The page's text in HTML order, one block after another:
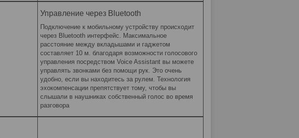
Управление через Bluetooth
Подключение к мобильному устройству происходит
через Bluetooth интерфейс. Максимальное
расстояние между вкладышами и гаджетом
составляет 10 м. благодаря возможности голосового
управления посредством Voice Assistant вы можете
управлять звонками без помощи рук. Это очень
удобно, если вы находитесь за рулем. Технология
эхокомпенсации препятствует тому, чтобы вы
слышали в наушниках собственный голос во время
разговора